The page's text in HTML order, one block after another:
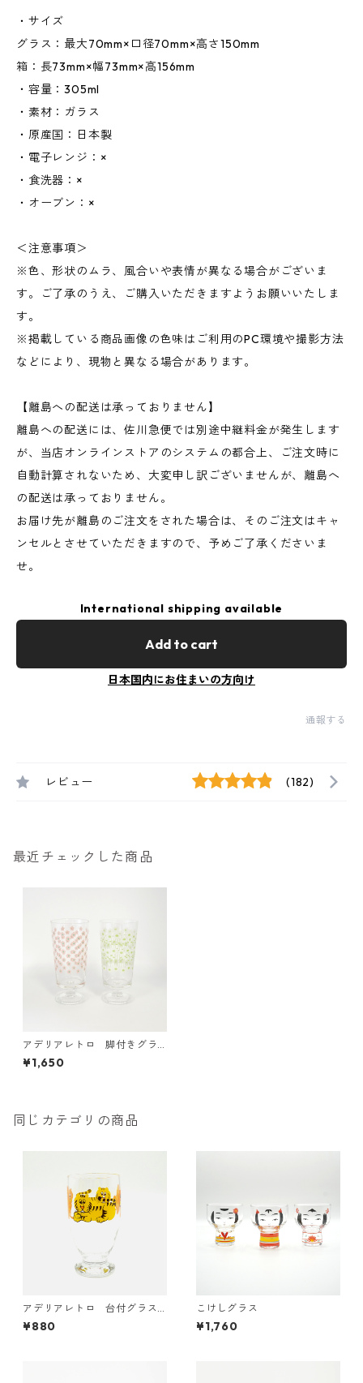
・サイズ
グラス：最大70mm×口径70mm×高さ150mm
箱：長73mm×幅73mm×高156mm
・容量：305ml
・素材：ガラス
・原産国：日本製
・電子レンジ：×
・食洗器：×
・オーブン：×
＜注意事項＞
※色、形状のムラ、風合いや表情が異なる場合がございま
す。ご了承のうえ、ご購入いただきますようお願いいたしま
す。
※掲載している商品画像の色味はご利用のPC環境や撮影方法
などにより、現物と異なる場合があります。
【離島への配送は承っておりません】
離島への配送には、佐川急便では別途中継料金が発生します
が、当店オンラインストアのシステムの都合上、ご注文時に
自動計算されないため、大変申し訳ございませんが、離島へ
の配送は承っておりません。
お届け先が離島のご注文をされた場合は、そのご注文はキャ
ンセルとさせていただきますので、予めご了承くださいま
せ。
International shipping available
Add to cart
日本国内にお住まいの方向け
通報する
レビュー (182)
最近チェックした商品
アデリアレトロ 脚付きグラ
ス
¥1,650
同じカテゴリの商品
アデリアレトロ 台付グラス3
20 ズーメイト
¥880
こけしグラス
¥1,760